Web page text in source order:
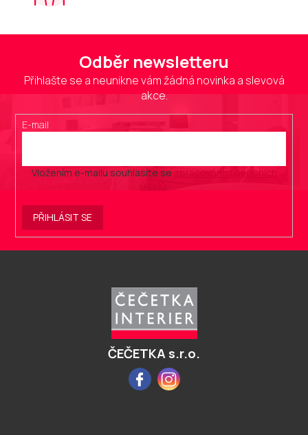
Odběr newsletteru
Přihlašte se a neunikne vám žádná novinka a slevová
akce.
E-mail
Vložením e-mailu souhlasíte se zpracováním osobních
.
PŘIHLÁSIT SE
ČEČETKA s.r.o.
FacebookInstagram